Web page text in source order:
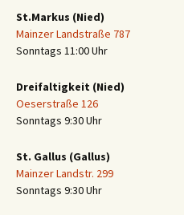
St.Markus (Nied)
Mainzer Landstraße 787
Sonntags 11:00 Uhr
Dreifaltigkeit (Nied)
Oeserstraße 126
Sonntags 9:30 Uhr
St. Gallus (Gallus)
Mainzer Landstr. 299
Sonntags 9:30 Uhr